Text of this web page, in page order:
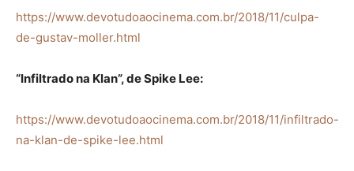
https://www.devotudoaocinema.com.br/2018/11/culpa-
de-gustav-moller.html
“Infiltrado na Klan”, de Spike Lee:
https://www.devotudoaocinema.com.br/2018/11/infiltrado-
na-klan-de-spike-lee.html